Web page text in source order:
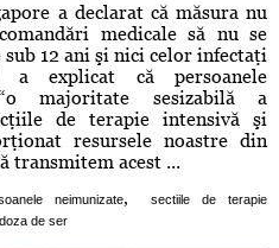
a declarat că măsura nu
medicale să nu se
12 ani şi nici celor infectaţi
a explicat că persoanele
majoritate sesizabilă a
de terapie intensivă şi
resursele noastre din
transmitem acest ...
neimunizate,
sectiile de terapie
de ser